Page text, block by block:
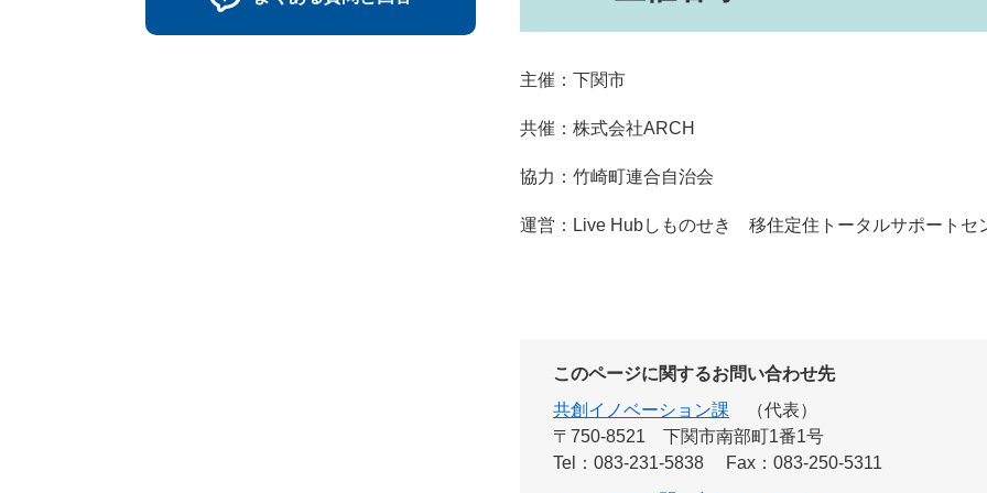
主催：下関市
共催：株式会社ARCH
協力：竹崎町連合自治会
運営：Live Hubしものせき 移住定住トータルサポートセ
このページに関するお問い合わせ先
共創イノベーション課
代表
〒750-8521
下関市南部町1番1号
Tel：083-231-5838
Fax：083-250-5311